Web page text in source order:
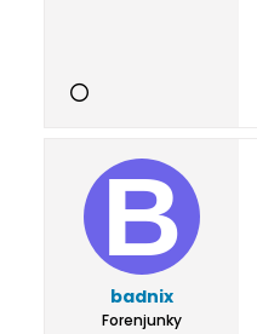
badnix
Forenjunky